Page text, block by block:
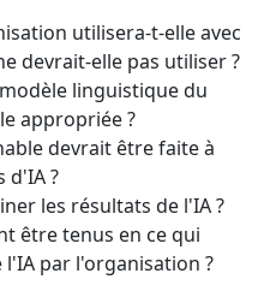
utilisera-t-elle avec
devrait-elle pas utiliser ?
linguistique du
appropriée ?
devrait être faite à
d'IA ?
les résultats de l'IA ?
être tenus en ce qui
par l'organisation ?